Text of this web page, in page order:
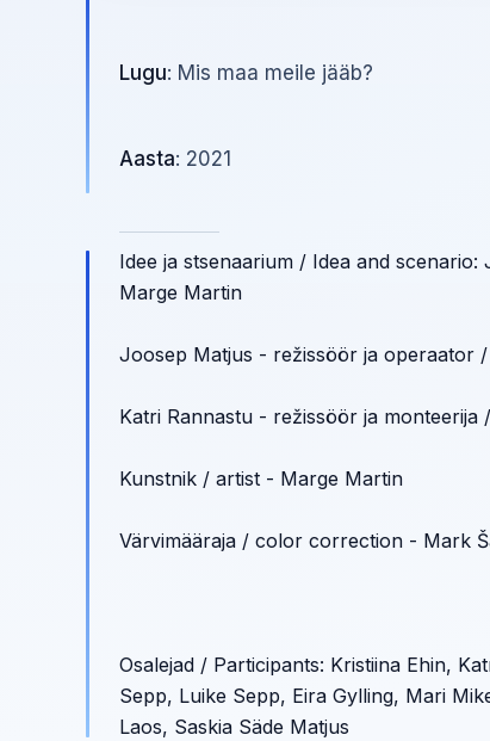
Lugu: Mis maa meile jääb?
Aasta: 2021
Idee ja stsenaarium / Idea and
Marge Martin
Joosep Matjus - režissöör ja operaator
Katri Rannastu - režissöör ja monteerija
Kunstnik / artist - Marge Martin
Värvimääraja / color correction - Mark
Osalejad / Participants: Kristiina Ehin,
Sepp, Luike Sepp, Eira Gylling, Mari
Laos, Saskia Säde Matjus